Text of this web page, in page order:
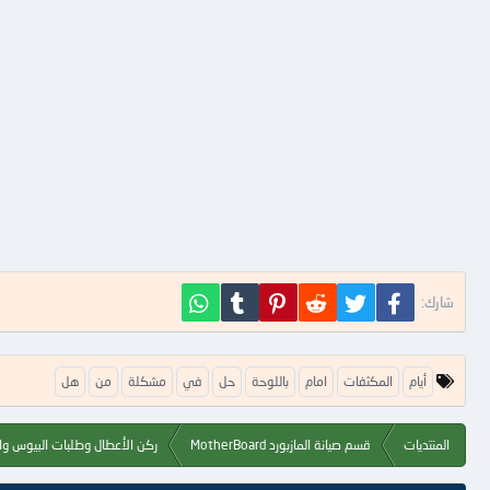
شارك: فيسبوك تويتر Reddit
Pinterest
Tumblr
ا
ل
م
أيام المكثفات امام باللوحة حل في مشكلة من هل
المنتديات قسم صيانة المازبورد MotherBoard ركن الأعطال وطلبات البيوس